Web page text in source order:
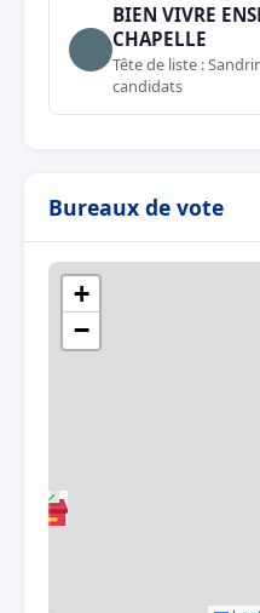
BIEN VIVRE
CHAPELLE
Tête de liste :
candidats
Bureaux de vote
+
−